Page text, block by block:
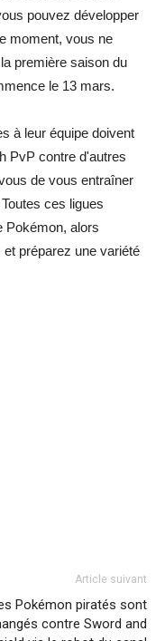
pouvez développer
moment, vous ne
première saison du
le 13 mars.
à leur équipe doivent
PvP contre d'autres
de vous entraîner
ces ligues
Pokémon, alors
préparez une variété
Article suivant
Pokémon piratés sont
contre Sword and